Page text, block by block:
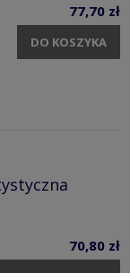
77,70 zł
DO KOSZYKA
70,80 zł